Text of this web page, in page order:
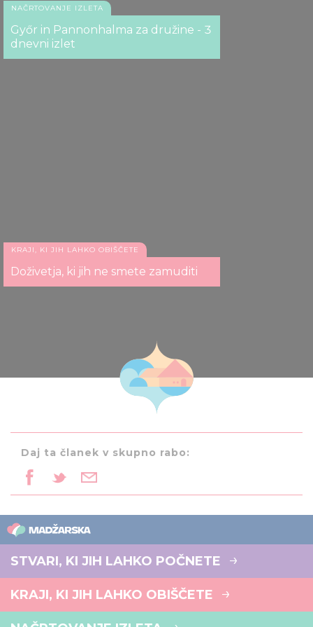
NAČRTOVANJE IZLETA
Győr in Pannonhalma za družine - 3
dnevni izlet
KRAJI, KI JIH LAHKO OBIŠČETE
Doživetja, ki jih ne smete zamuditi
Daj ta članek v skupno rabo:
STVARI, KI JIH LAHKO POČNETE
KRAJI, KI JIH LAHKO OBIŠČETE